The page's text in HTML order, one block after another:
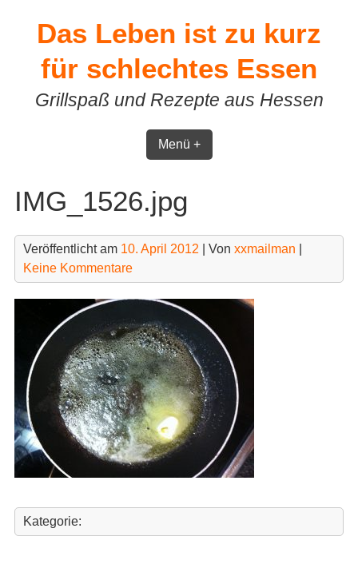
contentDas Leben ist zu kurz
für schlechtes Essen
Grillspaß und Rezepte aus Hessen
Menü +
IMG_1526.jpg
Veröffentlicht am 10. April 2012 | Von xxmailman
Keine Kommentare
Kategorie: